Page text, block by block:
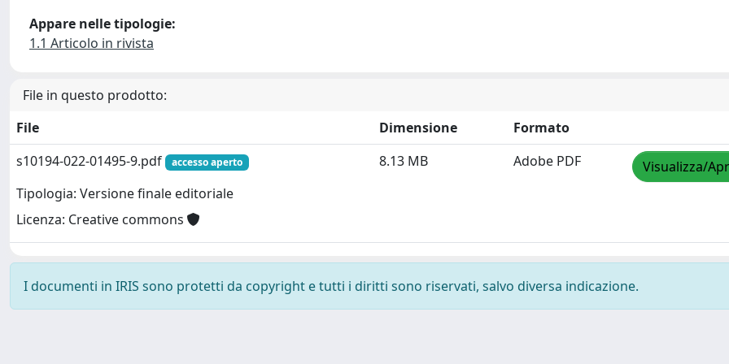
Appare nelle tipologie:
1.1 Articolo in rivista
File in questo prodotto:
File
Dimensione
Formato
s10194-022-01495-9.pdf
accesso aperto
Tipologia: Versione finale editoriale
Licenza: Creative commons
8.13 MB Adobe PDF Visualizza/
I documenti in IRIS sono protetti da copyright e tutti i diritti sono riservati, salvo diversa indicazione.